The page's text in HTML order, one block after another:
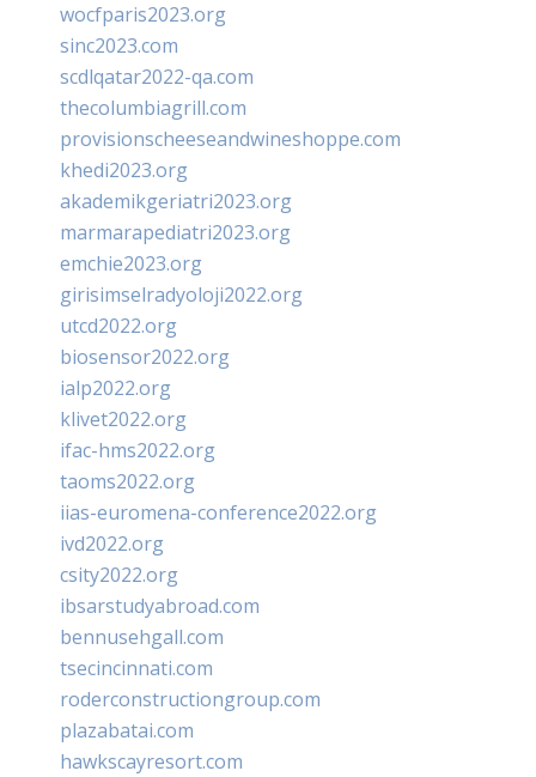
wocfparis2023.org
sinc2023.com
scdlqatar2022-qa.com
thecolumbiagrill.com
provisionscheeseandwineshoppe.com
khedi2023.org
akademikgeriatri2023.org
marmarapediatri2023.org
emchie2023.org
girisimselradyoloji2022.org
utcd2022.org
biosensor2022.org
ialp2022.org
klivet2022.org
ifac-hms2022.org
taoms2022.org
iias-euromena-conference2022.org
ivd2022.org
csity2022.org
ibsarstudyabroad.com
bennusehgall.com
tsecincinnati.com
roderconstructiongroup.com
plazabatai.com
hawkscayresort.com